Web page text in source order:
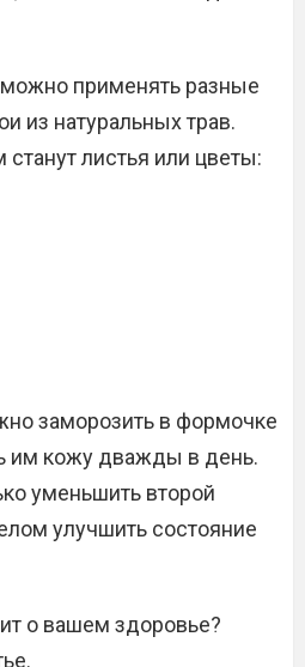
применять разные
из натуральных трав.
листья или цветы:
заморозить в формочке
им кожу дважды в день.
уменьшить второй
улучшить состояние
о вашем здоровье?